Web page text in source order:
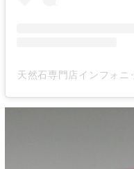
天然石専門店インフォ